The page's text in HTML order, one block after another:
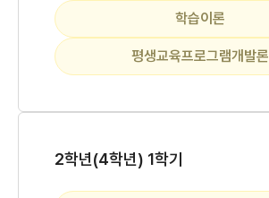
학습이론
평생교육프로그램개발론
2학년(4학년) 1학기